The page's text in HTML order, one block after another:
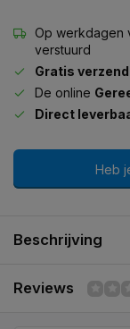
Op werkdagen
verstuurd
Gratis
De online
Direct
Heb
Beschrijving
Reviews